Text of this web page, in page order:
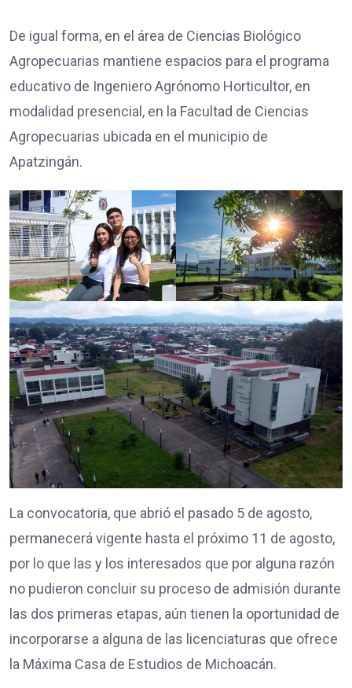
De igual forma, en el área de Ciencias Biológico
Agropecuarias mantiene espacios para el programa
educativo de Ingeniero Agrónomo Horticultor, en
modalidad presencial, en la Facultad de Ciencias
Agropecuarias ubicada en el municipio de
Apatzingán.
La convocatoria, que abrió el pasado 5 de agosto,
permanecerá vigente hasta el próximo 11 de agosto,
por lo que las y los interesados que por alguna razón
no pudieron concluir su proceso de admisión durante
las dos primeras etapas, aún tienen la oportunidad de
incorporarse a alguna de las licenciaturas que ofrece
la Máxima Casa de Estudios de Michoacán.